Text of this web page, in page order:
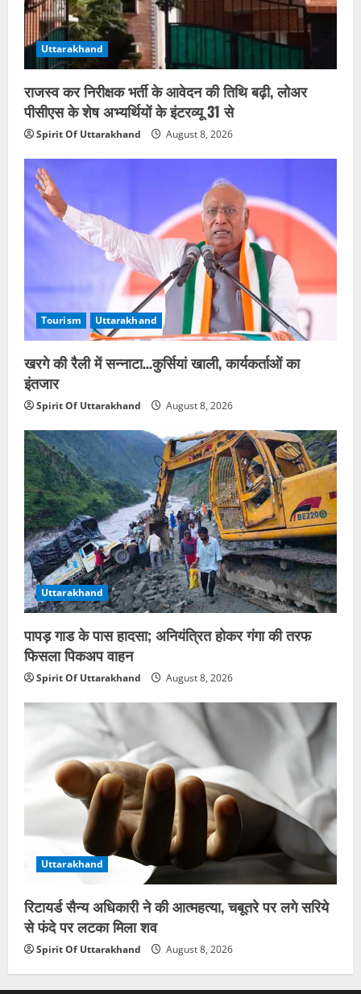
Uttarakhand
राजस्व कर निरीक्षक भर्ती के आवेदन की तिथि बढ़ी, लोअर
पीसीएस के शेष अभ्यर्थियों के इंटरव्यू 31 से
Spirit Of Uttarakhand August 8, 2026
Tourism Uttarakhand
खरगे की रैली में सन्नाटा…कुर्सियां खाली, कार्यकर्ताओं का
इंतजार
Spirit Of Uttarakhand August 8, 2026
Uttarakhand
पापड़ गाड के पास हादसा; अनियंत्रित होकर गंगा की तरफ
फिसला पिकअप वाहन
Spirit Of Uttarakhand August 8, 2026
Uttarakhand
रिटायर्ड सैन्य अधिकारी ने की आत्महत्या, चबूतरे पर लगे सरिये
से फंदे पर लटका मिला शव
Spirit Of Uttarakhand August 8, 2026